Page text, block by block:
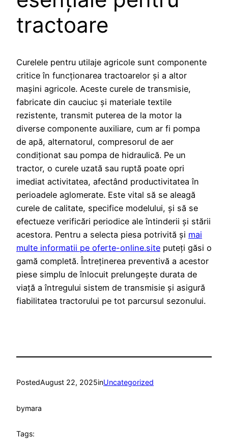
tractoare
Curelele pentru utilaje agricole sunt componente
critice în funcționarea tractoarelor și a altor
mașini agricole. Aceste curele de transmisie,
fabricate din cauciuc și materiale textile
rezistente, transmit puterea de la motor la
diverse componente auxiliare, cum ar fi pompa
de apă, alternatorul, compresorul de aer
condiționat sau pompa de hidraulică. Pe un
tractor, o curele uzată sau ruptă poate opri
imediat activitatea, afectând productivitatea în
perioadele aglomerate. Este vital să se aleagă
curele de calitate, specifice modelului, și să se
efectueze verificări periodice ale întinderii și stării
acestora. Pentru a selecta piesa potrivită și mai
multe informatii pe oferte-online.site puteți găsi o
gamă completă. Întreținerea preventivă a acestor
piese simplu de înlocuit prelungește durata de
viață a întregului sistem de transmisie și asigură
fiabilitatea tractorului pe tot parcursul sezonului.
PostedAugust 22, 2025inUncategorized
bymara
Tags: